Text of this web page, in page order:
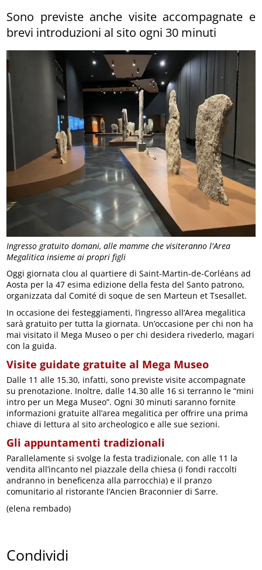
Ingresso gratuito domani, alle mamme che visiteranno l'Area
Megalitica insieme ai propri figli
Sono previste anche visite accompagnate e
brevi introduzioni al sito ogni 30 minuti
Oggi giornata clou al quartiere di Saint-Martin-de-Corléans ad
Aosta per la 47 esima edizione della festa del Santo patrono,
organizzata dal Comité di soque de sen Marteun et Tsesallet.
In occasione dei festeggiamenti, l’ingresso all’Area megalitica
sarà gratuito per tutta la giornata. Un’occasione per chi non ha
mai visitato il Mega Museo o per chi desidera rivederlo, magari
con la guida.
Visite guidate gratuite al Mega Museo
Dalle 11 alle 15.30, infatti, sono previste visite accompagnate
su prenotazione. Inoltre, dalle 14.30 alle 16 si terranno le “mini
intro per un Mega Museo”. Ogni 30 minuti saranno fornite
informazioni gratuite all’area megalitica per offrire una prima
chiave di lettura al sito archeologico e alle sue sezioni.
Gli appuntamenti tradizionali
Parallelamente si svolge la festa tradizionale, con alle 11 la
vendita all’incanto nel piazzale della chiesa (i fondi raccolti
andranno in beneficenza alla parrocchia) e il pranzo
comunitario al ristorante l’Ancien Braconnier di Sarre.
(elena rembado)
Condividi